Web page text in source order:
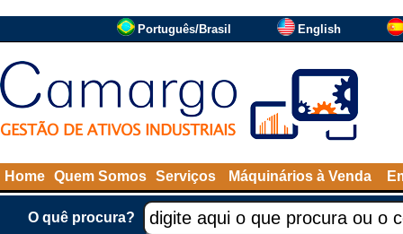
Português/Brasil English
Home Quem Somos Serviços Máquinários à Venda
O quê procura?